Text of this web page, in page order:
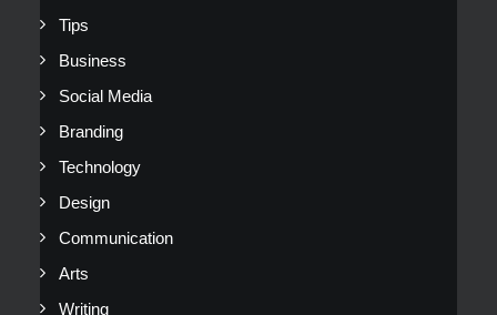
Tips
Business
Social Media
Branding
Technology
Design
Communication
Arts
Writing